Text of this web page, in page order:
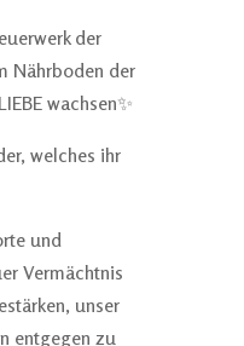
der
Nährboden der
wachsen✨
welches ihr
und
Vermächtnis
unser
entgegen zu